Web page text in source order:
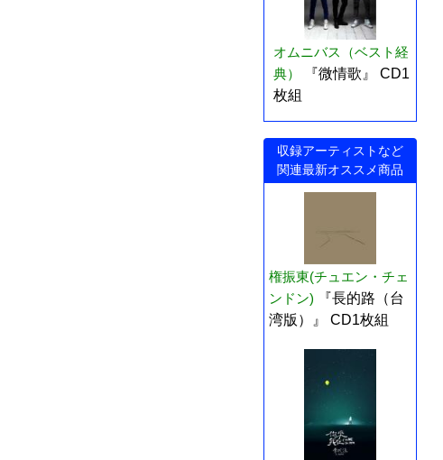
オムニバス（ベスト経
典）
『微情歌』 CD1
枚組
収録アーティストなど
関連最新オススメ商品
権振東(チュエン・チェ
ンドン)
『長的路（台
湾版）』 CD1枚組